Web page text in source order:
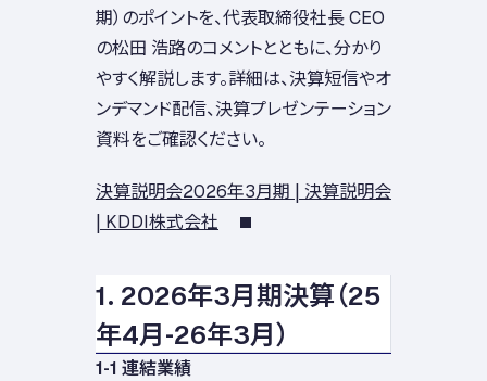
期）のポイントを、代表取締役社長 CEO
の松田 浩路のコメントとともに、分かり
やすく解説します。詳細は、決算短信やオ
ンデマンド配信、決算プレゼンテーション
資料をご確認ください。
決算説明会2026年3月期 | 決算説明会
| KDDI株式会社
1. 2026年3月期決算（25
年4月-26年3月）
1-1 連結業績